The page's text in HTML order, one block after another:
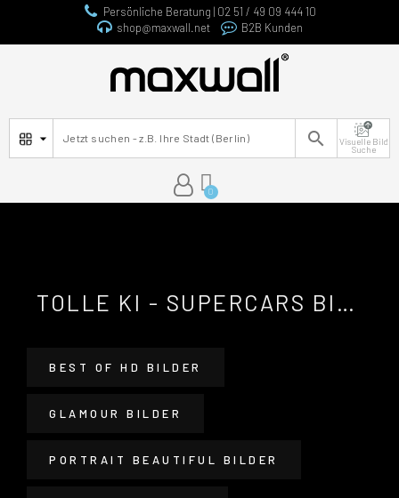
Persönliche Beratung | 02 51 / 49 09 444 10
shop@maxwall.net
B2B Kunden
Visuelle Bild
Suche

TOLLE KI - SUPERCARS BILDER MOTIVE ALS NAHTLOSE FOTOTAPETEN
BEST OF HD BILDER
GLAMOUR BILDER
PORTRAIT BEAUTIFUL BILDER